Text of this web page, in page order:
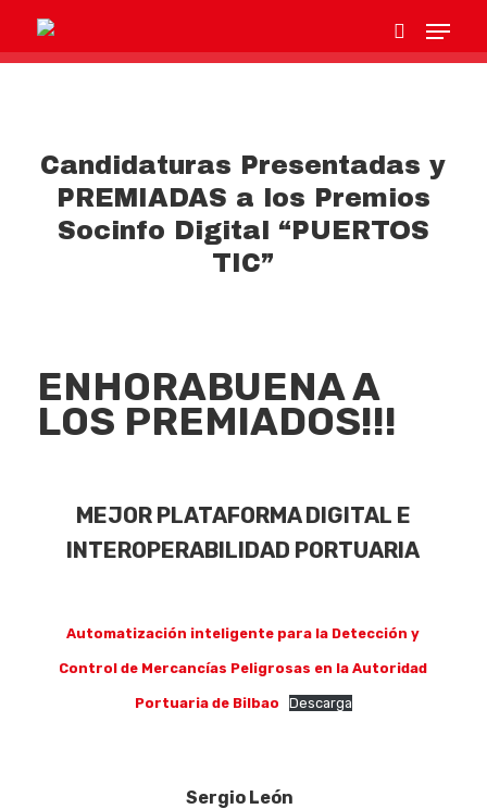
Candidaturas Presentadas y
PREMIADAS a los Premios
Socinfo Digital “PUERTOS
TIC”
ENHORABUENA A
LOS PREMIADOS!!!
MEJOR PLATAFORMA DIGITAL E
INTEROPERABILIDAD PORTUARIA
Automatización inteligente para la Detección y
Control de Mercancías Peligrosas en la Autoridad
Portuaria de Bilbao Descarga
Sergio León